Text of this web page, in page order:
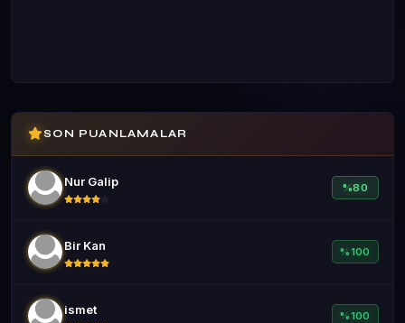
SON PUANLAMALAR
Nur Galip %80
Bir Kan %100
ismet %100